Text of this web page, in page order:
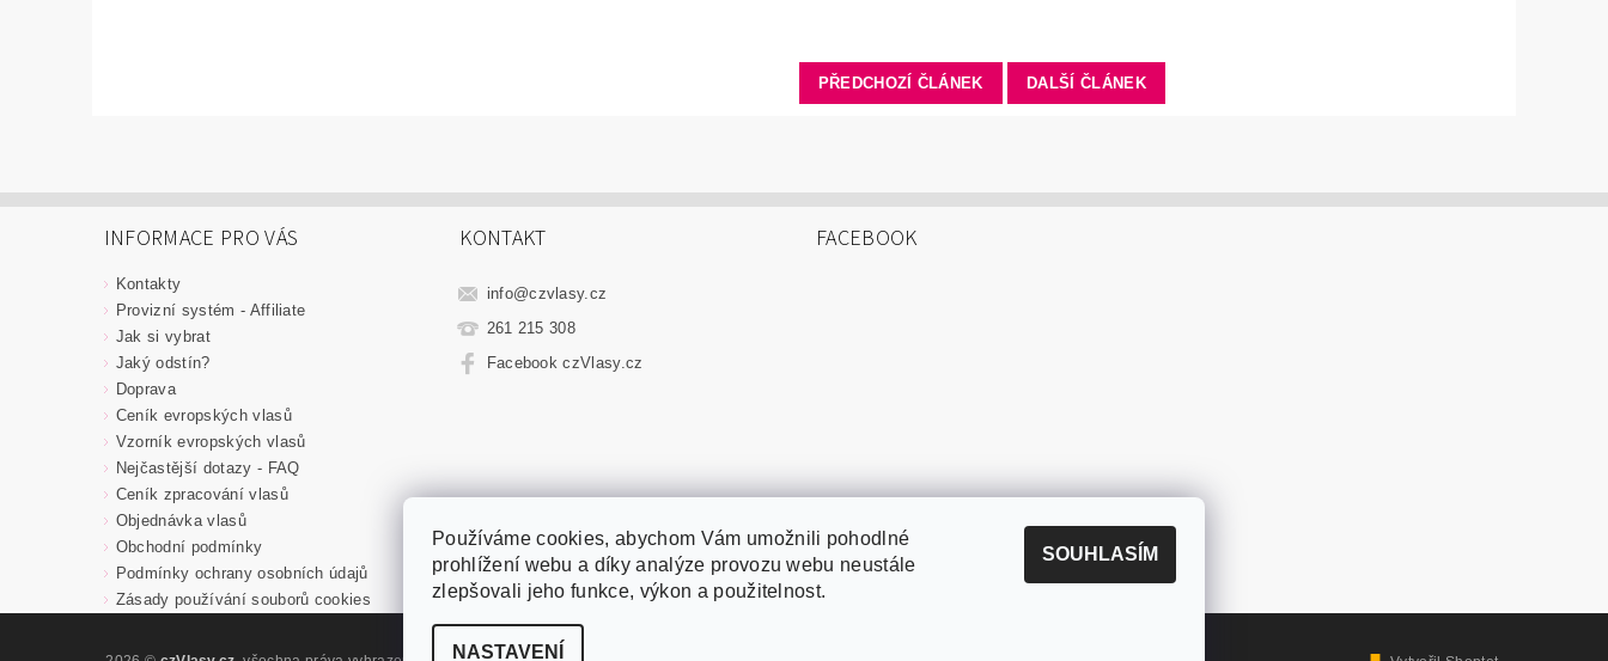
PŘEDCHOZÍ ČLÁNEK DALŠÍ ČLÁNEK
INFORMACE PRO VÁS
Kontakty
Provizní systém - Affiliate
Jak si vybrat
Jaký odstín?
Doprava
Ceník evropských vlasů
Vzorník evropských vlasů
Nejčastější dotazy - FAQ
Ceník zpracování vlasů
Objednávka vlasů
Obchodní podmínky
Podmínky ochrany osobních údajů
Zásady používání souborů cookies
KONTAKT
info@czvlasy.cz
261 215 308
Facebook czVlasy.cz
FACEBOOK
Používáme cookies, abychom Vám umožnili pohodlné
prohlížení webu a díky analýze provozu webu neustále
zlepšovali jeho funkce, výkon a použitelnost.
NASTAVENÍ
SOUHLASÍM